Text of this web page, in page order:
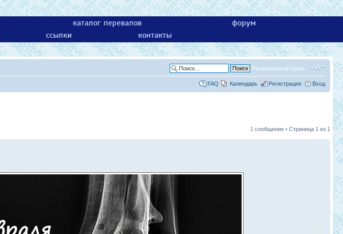
каталог перевалов
форум
ссылки контакты
Расширенный поиск
FAQ Календарь Регистрация Вход
1 сообщение • Страница 1 из 1